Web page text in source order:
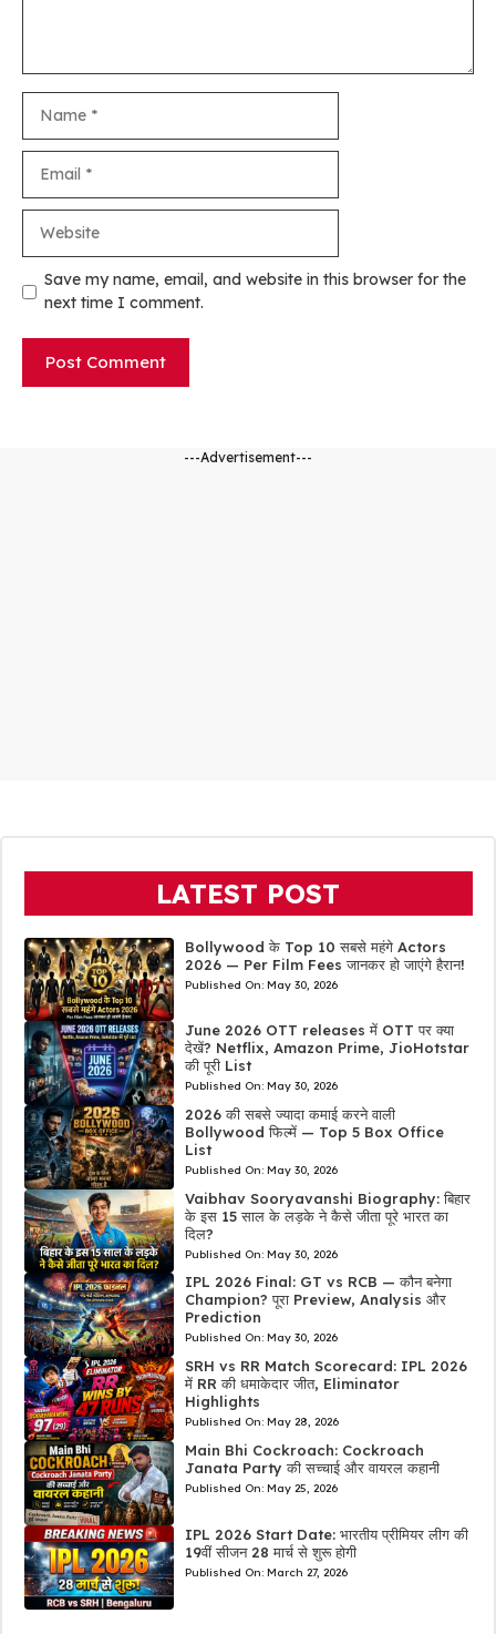
Save my name, email, and website in this browser for the
next time I comment.
---Advertisement---
LATEST POST
Bollywood के Top 10 सबसे महंगे Actors
2026 — Per Film Fees जानकर हो जाएंगे हैरान!
Published On: May 30, 2026
June 2026 OTT releases में OTT पर क्या
देखें? Netflix, Amazon Prime, JioHotstar
की पूरी List
Published On: May 30, 2026
2026 की सबसे ज्यादा कमाई करने वाली
Bollywood फिल्में — Top 5 Box Office
List
Published On: May 30, 2026
Vaibhav Sooryavanshi Biography: बिहार
के इस 15 साल के लड़के ने कैसे जीता पूरे भारत का
दिल?
Published On: May 30, 2026
IPL 2026 Final: GT vs RCB — कौन बनेगा
Champion? पूरा Preview, Analysis और
Prediction
Published On: May 30, 2026
SRH vs RR Match Scorecard: IPL 2026
में RR की धमाकेदार जीत, Eliminator
Highlights
Published On: May 28, 2026
Main Bhi Cockroach: Cockroach
Janata Party की सच्चाई और वायरल कहानी
Published On: May 25, 2026
IPL 2026 Start Date: भारतीय प्रीमियर लीग की
19वीं सीजन 28 मार्च से शुरू होगी
Published On: March 27, 2026